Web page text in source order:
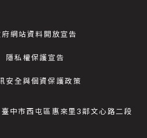
府網站資料開放宣告
隱私權保護宣告
安全與個資保護政策
中市西屯區惠來里3鄰文心路二段